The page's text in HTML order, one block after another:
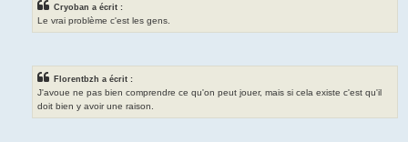
Cryoban a écrit :
Le vrai problème c'est les gens.
Florentbzh a écrit :
J'avoue ne pas bien comprendre ce qu'on peut jouer, mais si cela existe c'est qu'il
doit bien y avoir une raison.